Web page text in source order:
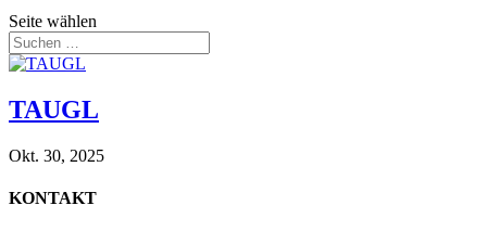
Seite wählen
TAUGL
Okt. 30, 2025
KONTAKT